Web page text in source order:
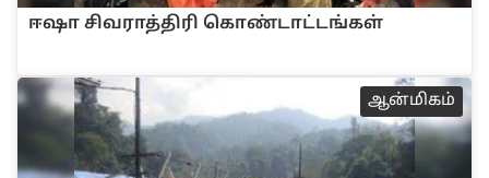
ஈஷா ‌சிவரா‌த்‌தி‌ரி கொ‌ண்டா‌ட்ட‌ங்க‌ள்
ஆன்மிகம்